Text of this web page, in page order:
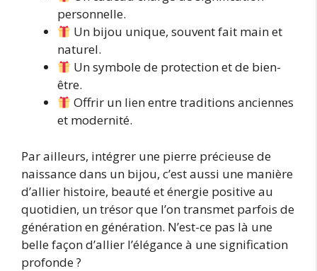
personnelle.
Un bijou unique, souvent fait main et
naturel.
Un symbole de protection et de bien-
être.
Offrir un lien entre traditions anciennes
et modernité.
Par ailleurs, intégrer une pierre précieuse de
naissance dans un bijou, c’est aussi une manière
d’allier histoire, beauté et énergie positive au
quotidien, un trésor que l’on transmet parfois de
génération en génération. N’est-ce pas là une
belle façon d’allier l’élégance à une signification
profonde ?